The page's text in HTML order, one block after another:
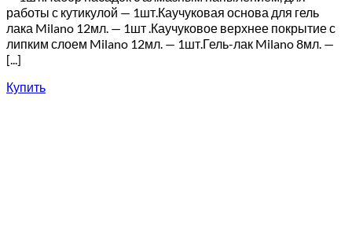
работы с кутикулой — 1шт.Каучуковая основа для гель
лака Milano 12мл. — 1шт .Каучуковое верхнее покрытие с
липким слоем Milano 12мл. — 1шт.Гель-лак Milano 8мл. —
[...]
Купить